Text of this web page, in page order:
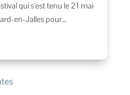
qui s'est tenu le 21 mai
en-Jalles pour...